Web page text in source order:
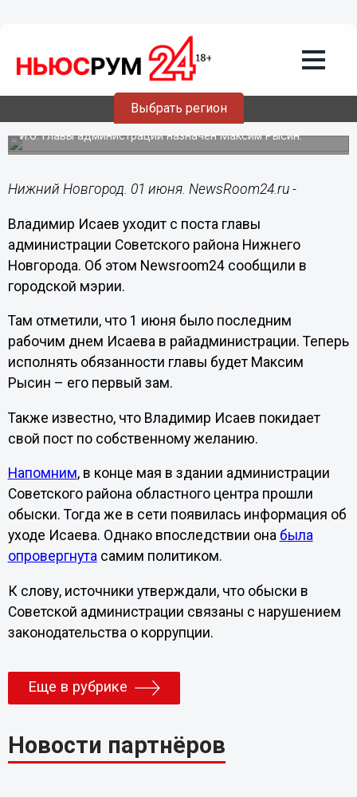
Выбрать регион
01.06.202018:32
Исаев сложил полномочия главы
Советского района
И.о. главы администрации назначен Максим Рысин.
Нижний Новгород. 01 июня. NewsRoom24.ru -
Владимир Исаев уходит с поста главы
администрации Советского района Нижнего
Новгорода. Об этом Newsroom24 сообщили в
городской мэрии.
Там отметили, что 1 июня было последним
рабочим днем Исаева в райадминистрации. Теперь
исполнять обязанности главы будет Максим
Рысин – его первый зам.
Также известно, что Владимир Исаев покидает
свой пост по собственному желанию.
Напомним, в конце мая в здании администрации
Советского района областного центра прошли
обыски. Тогда же в сети появилась информация об
уходе Исаева. Однако впоследствии она была
опровергнутасамим политиком.
К слову, источники утверждали, что обыски в
Советской администрации связаны с нарушением
законодательства о коррупции.
Еще в рубрике
Новости партнёров